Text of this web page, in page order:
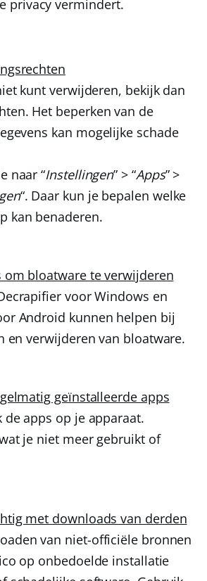
privacy vermindert.
kunt verwijderen, bekijk dan
Het beperken van de
kan mogelijke schade
naar “Instellingen” > “Apps” >
“. Daar kun je bepalen welke
kan benaderen.
om bloatware te verwijderen
voor Windows en
Android kunnen helpen bij
en verwijderen van bloatware.
geïnstalleerde apps
de apps op je apparaat.
je niet meer gebruikt of
met downloads van derden
van niet-officiële bronnen
op onbedoelde installatie